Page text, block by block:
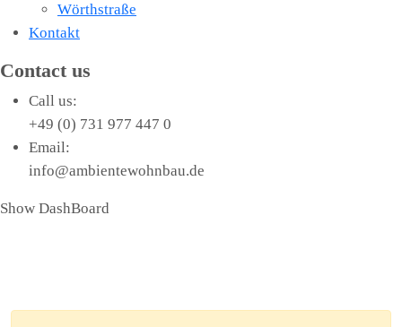
Wörthstraße
Kontakt
Contact us
Call us:
+49 (0) 731 977 447 0
Email:
info@ambientewohnbau.de
Show DashBoard